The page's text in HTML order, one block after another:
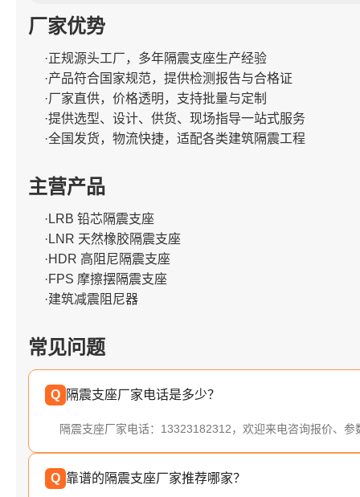
厂家优势
·正规源头工厂，多年隔震支座生产经验
·产品符合国家规范，提供检测报告与合格证
·厂家直供，价格透明，支持批量与定制
·提供选型、设计、供货、现场指导一站式服务
·全国发货，物流快捷，适配各类建筑隔震工程
主营产品
·LRB 铅芯隔震支座
·LNR 天然橡胶隔震支座
·HDR 高阻尼隔震支座
·FPS 摩擦摆隔震支座
·建筑减震阻尼器
常见问题
Q 隔震支座厂家电话是多少？
隔震支座厂家电话：13323182312，欢迎来电咨询报价、参
Q 靠谱的隔震支座厂家推荐哪家？